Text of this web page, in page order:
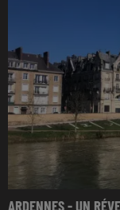
ARDENNES - UN